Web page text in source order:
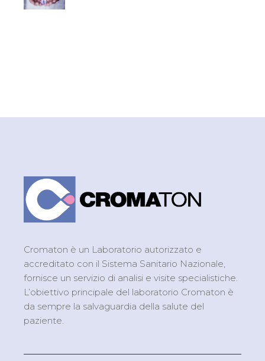
Cromaton è un Laboratorio autorizzato e
accreditato con il Sistema Sanitario Nazionale,
fornisce un servizio di analisi e visite specialistiche.
L’obiettivo principale del laboratorio Cromaton è
da sempre la salvaguardia della salute del
paziente.